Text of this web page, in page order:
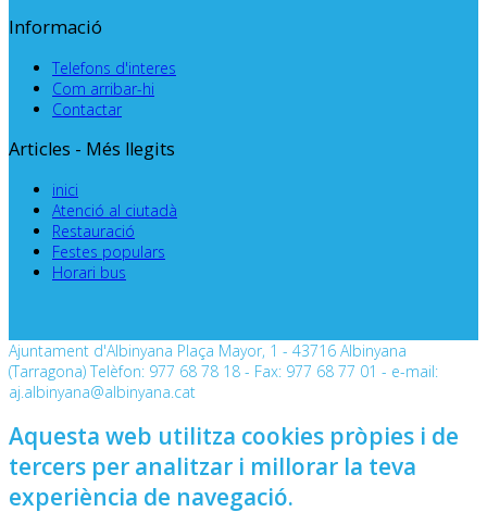
Informació
Telefons d'interes
Com arribar-hi
Contactar
Articles - Més llegits
inici
Atenció al ciutadà
Restauració
Festes populars
Horari bus
Ajuntament d'Albinyana Plaça Mayor, 1 - 43716 Albinyana
(Tarragona) Telèfon: 977 68 78 18 - Fax: 977 68 77 01 - e-mail:
aj.albinyana@albinyana.cat
Aquesta web utilitza cookies pròpies i de
tercers per analitzar i millorar la teva
experiència de navegació.